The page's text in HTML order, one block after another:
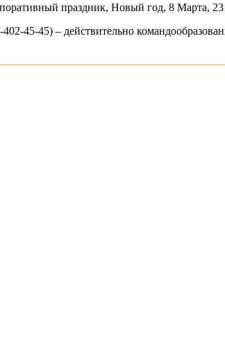
праздник, Новый год, 8 Марта,
45-45) – действительно